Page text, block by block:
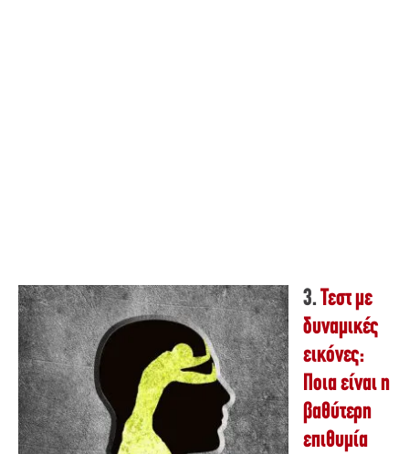
3.Τεστ με
δυναμικές
εικόνες:
Ποια είναι η
βαθύτερη
επιθυμία